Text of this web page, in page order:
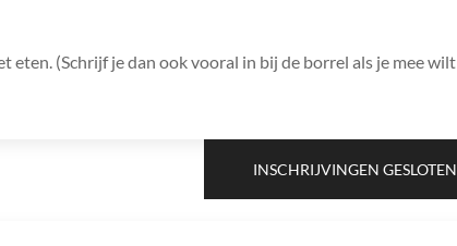
eten. (Schrijf je dan ook vooral in bij de borrel als je mee wilt
INSCHRIJVINGEN GESLOTEN